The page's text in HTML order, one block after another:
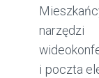
i poczta